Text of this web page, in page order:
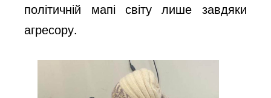
політичній мапі світу лише завдяки
агресору.